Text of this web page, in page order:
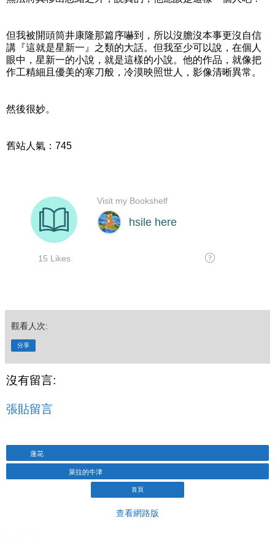
但我被開頭筒井康隆那篇序嚇到，所以沒膽沒本事更沒自信
講『這就是星新一』之類的大話。但我至少可以說，在個人
眼中，星新一的小說，就是這樣的小說。他的作品，就像把
作工精細且優美的寒刀般，冷漠映照世人，影像清晰異常。
然後很妙。
舊站人氣：745
觀看人次:
分享
沒有留言:
張貼留言
蓮花
萊拉的牛津
首頁
查看網路版